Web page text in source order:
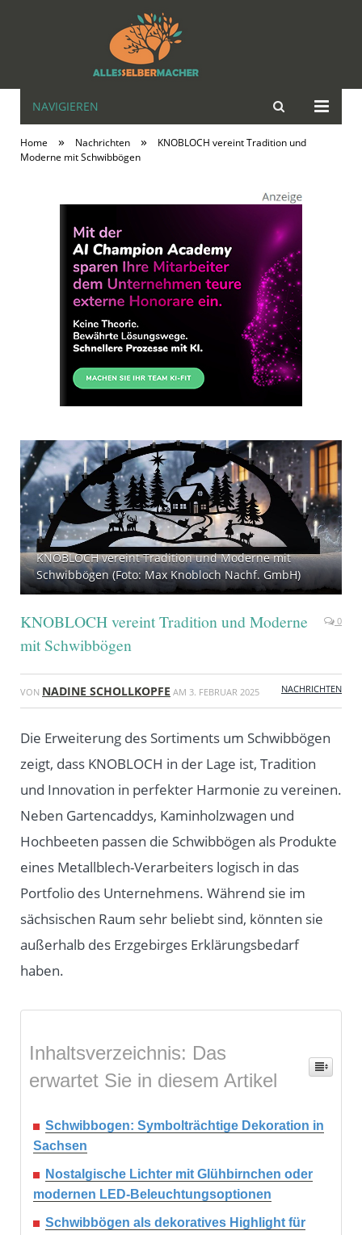
alles | selbst |
MACHER
NAVIGIEREN
Home » Nachrichten »
KNOBLOCH vereint Tradition und
Moderne mit Schwibbögen
KNOBLOCH vereint Tradition und Moderne mit
Schwibbögen (Foto: Max Knobloch Nachf. GmbH)
KNOBLOCH vereint Tradition und Moderne
mit Schwibbögen
0
VON NADINE SCHOLLKOPFE AM 3. FEBRUAR 2025 NACHRICHTEN
Die Erweiterung des Sortiments um Schwibbögen
zeigt, dass KNOBLOCH in der Lage ist, Tradition
und Innovation in perfekter Harmonie zu vereinen.
Neben Gartencaddys, Kaminholzwagen und
Hochbeeten passen die Schwibbögen als Produkte
eines Metallblech-Verarbeiters logisch in das
Portfolio des Unternehmens. Während sie im
sächsischen Raum sehr beliebt sind, könnten sie
außerhalb des Erzgebirges Erklärungsbedarf
haben.
Inhaltsverzeichnis: Das
erwartet Sie in diesem Artikel
Schwibbogen: Symbolträchtige Dekoration in
Sachsen
Nostalgische Lichter mit Glühbirnchen oder
modernen LED-Beleuchtungsoptionen
Schwibbögen als dekoratives Highlight für